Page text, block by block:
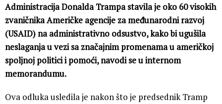
Administracija Donalda Trampa stavila je oko 60 visokih
zvaničnika Američke agencije za međunarodni razvoj
(USAID) na administrativno odsustvo, kako bi ugušila
neslaganja u vezi sa značajnim promenama u američkoj
spoljnoj politici i pomoći, navodi se u internom
memorandumu.
Ova odluka usledila je nakon što je predsednik Tramp